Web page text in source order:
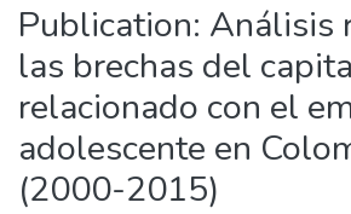
Publication: Análisis
las brechas del
relacionado con el
adolescente en
(2000-2015)